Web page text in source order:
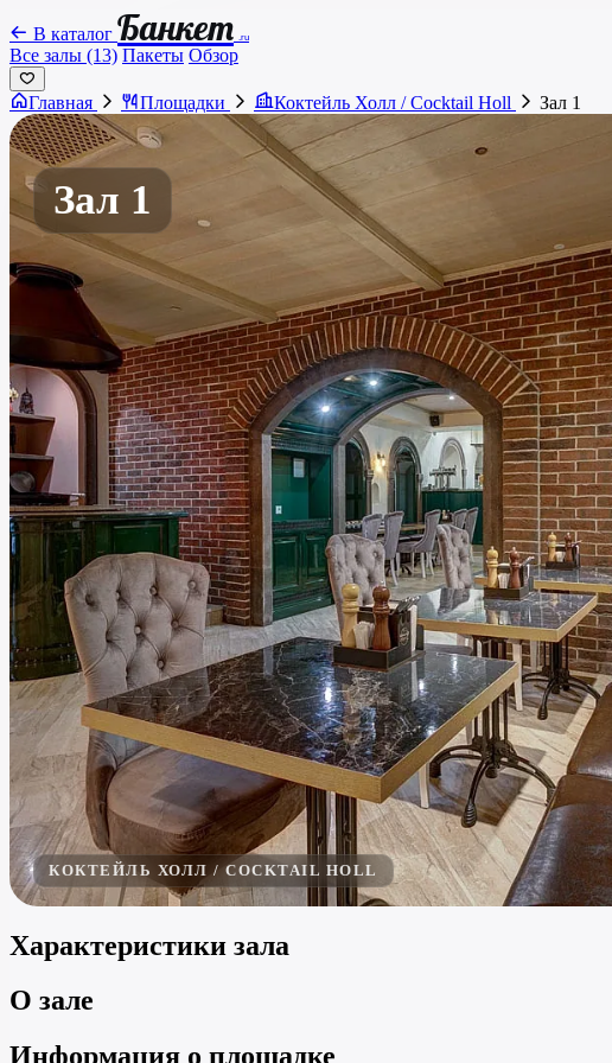
В каталог Банкет .ru
Все залы (13) Пакеты Обзор
Главная Площадки Коктейль Холл / Cocktail Holl Зал 1
Зал 1
КОКТЕЙЛЬ ХОЛЛ / COCKTAIL HOLL
Характеристики зала
О зале
Информация о площадке